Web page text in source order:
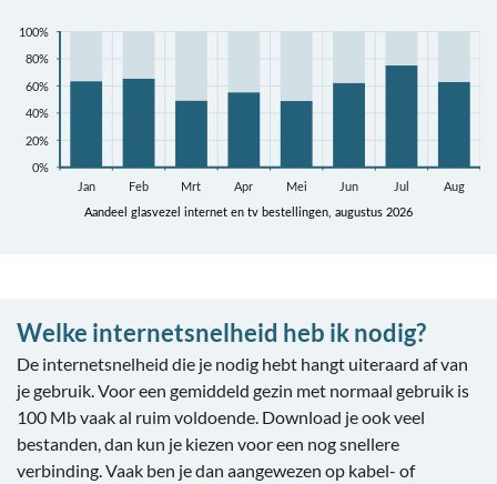
Welke internetsnelheid heb ik nodig?
De internetsnelheid die je nodig hebt hangt uiteraard af van
je gebruik. Voor een gemiddeld gezin met normaal gebruik is
100 Mb vaak al ruim voldoende. Download je ook veel
bestanden, dan kun je kiezen voor een nog snellere
verbinding. Vaak ben je dan aangewezen op kabel- of